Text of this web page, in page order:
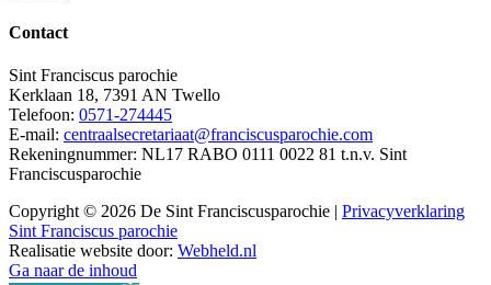
Contact
Sint Franciscus parochie
Kerklaan 18, 7391 AN Twello
Telefoon: 0571-274445
E-mail: centraalsecretariaat@franciscusparochie.com
Rekeningnummer: NL17 RABO 0111 0022 81 t.n.v. Sint
Franciscusparochie
Copyright © 2026 De Sint Franciscusparochie | Privacyverklaring
Sint Franciscus parochie
Realisatie website door: Webheld.nl
Ga naar de inhoud